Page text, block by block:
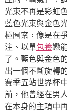
光束不再是彩虹
藍色光束與金色
極圖案，像是在
注、以單包養戀
了。藍色與金色
出一個不斷旋轉
賽季五站世界杯
前，他曾經在男
在本身的主項中